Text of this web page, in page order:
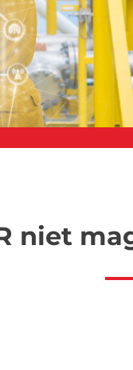
niet